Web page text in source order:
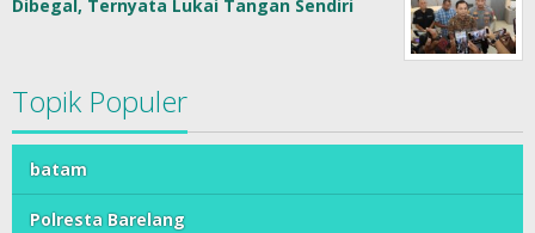
Dibegal, Ternyata Lukai Tangan Sendiri
Topik Populer
batam
Polresta Barelang